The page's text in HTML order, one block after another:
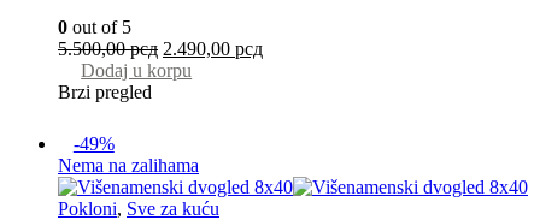
0 out of 5
5.500,00рсд 2.490,00 рсд
Dodaj u korpu
Brzi pregled
-49%
Nema na zalihama
Pokloni, Sve za kuću